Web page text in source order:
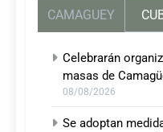
CAMAGUEY
Celebrarán
masas de
08/08/2026
Se adoptan